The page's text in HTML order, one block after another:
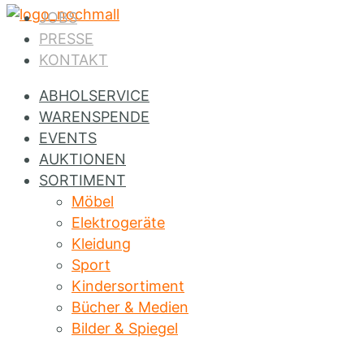
JOBS
PRESSE
KONTAKT
ABHOLSERVICE
WARENSPENDE
EVENTS
AUKTIONEN
SORTIMENT
Möbel
Elektrogeräte
Kleidung
Sport
Kindersortiment
Bücher & Medien
Bilder & Spiegel